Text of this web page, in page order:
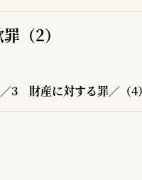
（2）
3 財産に対する罪／（